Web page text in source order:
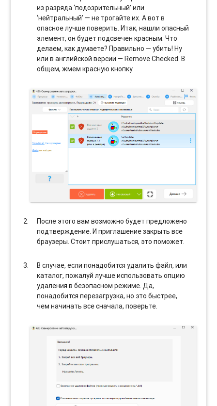
из разряда ‘подозрительный’ или
‘нейтральный’ — не трогайте их. А вот в
опасное лучше поверить. Итак, нашли опасный
элемент, он будет подсвечен красным. Что
делаем, как думаете? Правильно — убить! Ну
или в английской версии — Remove Checked. В
общем, жмем красную кнопку.
После этого вам возможно будет предложено
подтверждение. И приглашение закрыть все
браузеры. Стоит прислушаться, это поможет.
В случае, если понадобится удалить файл, или
каталог, пожалуй лучше использовать опцию
удаления в безопасном режиме. Да,
понадобится перезагрузка, но это быстрее,
чем начинать все сначала, поверьте.